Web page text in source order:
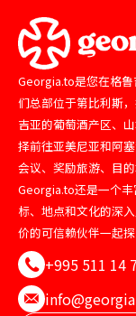
Georgia.to是您在格
们总部位于第比利斯
吉亚的葡萄酒产区、
择前往亚美尼亚和阿
会议、奖励旅游、目
Georgia.to还是一个
标、地点和文化的深
价的可信赖伙伴一起探
+995 511 14